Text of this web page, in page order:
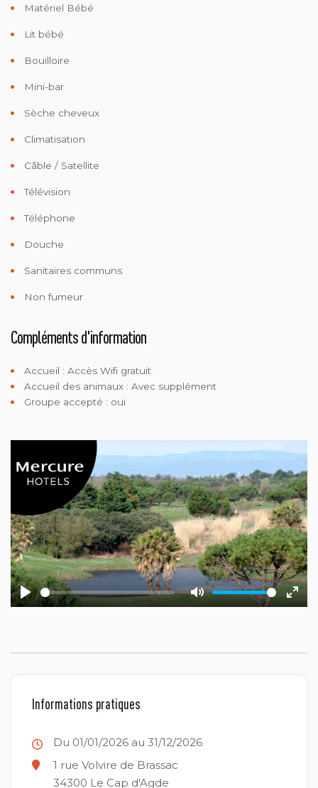
Matériel Bébé
Lit bébé
Bouilloire
Mini-bar
Sèche cheveux
Climatisation
Câble / Satellite
Télévision
Téléphone
Douche
Sanitaires communs
Non fumeur
Compléments d'information
Accueil : Accès Wifi gratuit
Accueil des animaux : Avec supplément
Groupe accepté : oui
Play Mute
Enter
Informations pratiques
Du 01/01/2026 au 31/12/2026
1 rue Volvire de Brassac
34300 Le Cap d'Agde